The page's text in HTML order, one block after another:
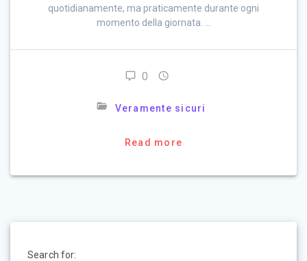
quotidianamente, ma praticamente durante ogni
momento della giornata. …
0
Veramente sicuri
Read more
Search for: